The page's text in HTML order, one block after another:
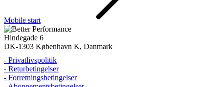
Mobile start
Hindegade 6
DK-1303 København K, Danmark
- Privatlivspolitik
- Returbetingelser
- Forretningsbetingelser